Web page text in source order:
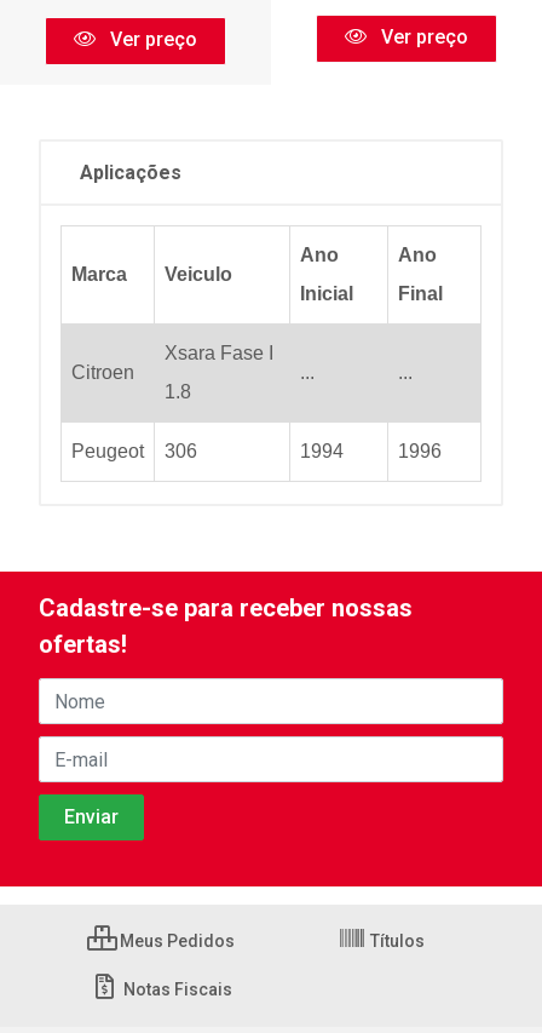
Ver preço Ver preço
Aplicações
Marca Veiculo
Ano
Inicial
Ano
Final
Citroen
Xsara Fase I
1.8
... ...
Peugeot 306 1994 1996
Cadastre-se para receber nossas
ofertas!
Meus Pedidos Títulos
Notas Fiscais